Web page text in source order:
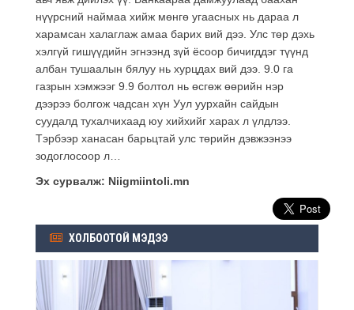
нүүрсний наймаа хийж мөнгө угаасных нь дараа л
харамсан халаглаж амаа барих вий дээ. Улс төр дэхь
хэлгүй гишүүдийн эгнээнд зүй ёсоор бичигддэг түүнд
албан тушаалын бялуу нь хурцдах вий дээ. 9.0 га
газрын хэмжээг 9.9 болтол нь өсгөж өөрийн нэр
дээрээ болгож чадсан хүн Уул уурхайн сайдын
суудалд тухалчихаад юу хийхийг харах л үлдлээ.
Тэрбээр ханасан барьцтай улс төрийн дэвжээнээ
зодоглосоор л…
Эх сурвалж: Niigmiintoli.mn
ХОЛБООТОЙ МЭДЭЭ